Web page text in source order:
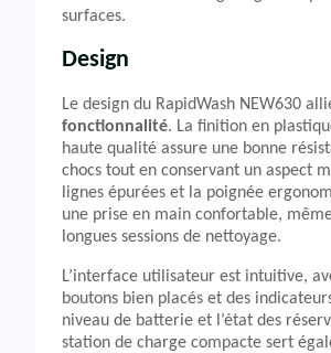
surfaces.
Design
Le design du RapidWash NEW630
fonctionnalité. La finition en
haute qualité assure une bonne
chocs tout en conservant un aspect
lignes épurées et la poignée
une prise en main confortable,
longues sessions de nettoyage.
L’interface utilisateur est intuitive,
boutons bien placés et des
niveau de batterie et l’état des
station de charge compacte sert